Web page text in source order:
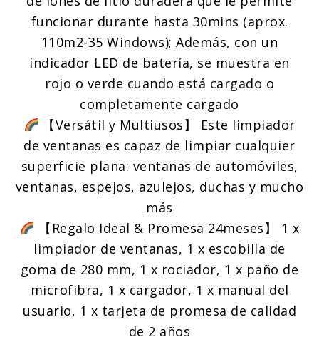
funcionar durante hasta 30mins (aprox.
110m2-35 Windows); Además, con un
indicador LED de batería, se muestra en
rojo o verde cuando está cargado o
completamente cargado
【Versátil y Multiusos】 Este limpiador
de ventanas es capaz de limpiar cualquier
superficie plana: ventanas de automóviles,
ventanas, espejos, azulejos, duchas y mucho
más
【Regalo Ideal & Promesa 24meses】 1 x
limpiador de ventanas, 1 x escobilla de
goma de 280 mm, 1 x rociador, 1 x paño de
microfibra, 1 x cargador, 1 x manual del
usuario, 1 x tarjeta de promesa de calidad
de 2 años